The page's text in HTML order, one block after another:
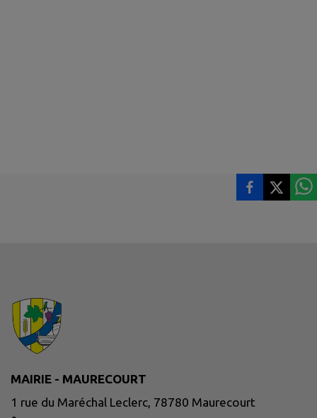
MAIRIE - MAURECOURT
1 rue du Maréchal Leclerc, 78780 Maurecourt